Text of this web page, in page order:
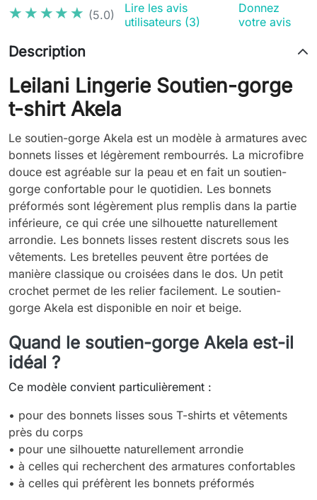
★★★★★
★★★★★ (5.0)
Lire les avis
utilisateurs (3)
Donnez
votre avis
Description
Leilani Lingerie Soutien-gorge
t-shirt Akela
Le soutien-gorge Akela est un modèle à armatures avec
bonnets lisses et légèrement rembourrés. La microfibre
douce est agréable sur la peau et en fait un soutien-
gorge confortable pour le quotidien. Les bonnets
préformés sont légèrement plus remplis dans la partie
inférieure, ce qui crée une silhouette naturellement
arrondie. Les bonnets lisses restent discrets sous les
vêtements. Les bretelles peuvent être portées de
manière classique ou croisées dans le dos. Un petit
crochet permet de les relier facilement. Le soutien-
gorge Akela est disponible en noir et beige.
Quand le soutien-gorge Akela est-il
idéal ?
Ce modèle convient particulièrement :
• pour des bonnets lisses sous T-shirts et vêtements
près du corps
• pour une silhouette naturellement arrondie
• à celles qui recherchent des armatures confortables
• à celles qui préfèrent les bonnets préformés